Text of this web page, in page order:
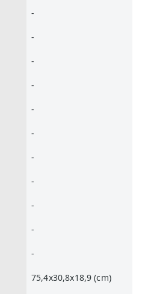
-
-
-
-
-
-
-
-
-
-
-
75,4x30,8x18,9 (cm)